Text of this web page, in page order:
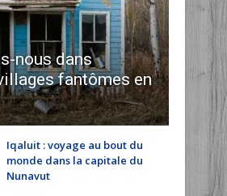
nous dans
fantômes en
Iqaluit : voyage au bout du
monde dans la capitale du
Nunavut